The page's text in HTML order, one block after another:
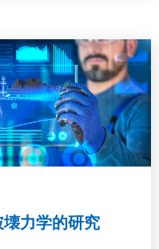
力学的研究